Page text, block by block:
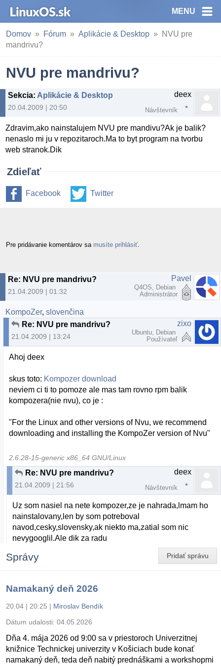
MENU
Domov Fórum Aplikácie & Desktop
NVU pre
mandrivu?
NVU pre mandrivu?
Sekcia: Aplikácie & Desktop
20.04.2009 | 20:50
deex
Návštevník
Zdravim,ako nainstalujem NVU pre mandivu?Ak je balik?
nenaslo mi ju v repozitaroch.Ma to byt program na tvorbu
web stranok.Dik
Zdieľať
Facebook Twitter
Pre pridávanie komentárov sa musíte prihlásiť
Re: NVU pre mandrivu?
21.04.2009 | 01:32
Pavel
Q4OS, Debian
Administrátor
KompoZer,slovenčina
Re: NVU pre mandrivu?
21.04.2009 | 13:24
zixo
Ubuntu, Debian
Používateľ
Ahoj deex
skus toto: Kompozer download
neviem ci ti to pomoze ale mas tam rovno rpm balik
kompozera(nie nvu), co je :
"For the Linux and other versions of Nvu, we recommend
downloading and installing the KompoZer version of Nvu"
2.6.28-15-generic x86_64 GNU/Linux
Re: NVU pre mandrivu?
21.04.2009 | 21:56
deex
Návštevník
Uz som nasiel na nete kompozer,ze je nahrada,lmam ho
nainstalovany,len by som potreboval
navod,cesky,slovensky,ak niekto ma,zatial som nic
nevygooglil.Ale dik za radu
Pridať správu
Správy
Namakaný deň 2026
20.04 | 20:25 | Miroslav Bendík
Dátum udalosti: 04.05.2026
Dňa 4. mája 2026 od 9:00 sa v priestoroch Univerzitnej
knižnice Technickej univerzity v Košiciach bude konať
namakaný deň, teda deň nabitý prednáškami a workshopmi